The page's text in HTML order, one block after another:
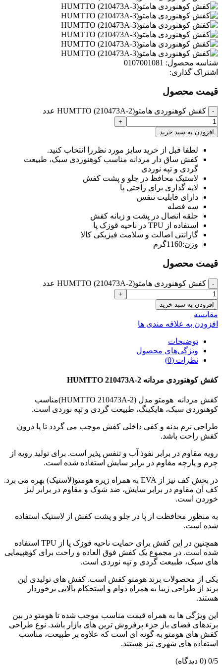
شناسه محصول: 0107001081
اشتراک گذاری:
قیمت محصول
کفش کوهنوردی هامتو(HUMTTO (210473A-2 عدد
افزودن به سبد خرید
لطفا قبل از خرید سایز مورد نظررا انتخاب کنید.
کفش ساق دار مردانه مناسب کوهنوردی سبک، طبیعت
گردی و تپه نوردی
لاستیک محافظ در جلو و پشت کفش
لایه گذاری برای راحتی پا
دارای قابلیت تنفس
سه فصله
حلقه اتصال در پشت و زبانه کفش
استفاده از TPU در ناحیه قوزک پا
گارانتی اصالت و سلامت فیزیکی کالا
وزن:1160گرم
قیمت محصول
کفش کوهنوردی هامتو(HUMTTO (210473A-2 عدد
افزودن به سبد خرید
مقایسه
افزودن به علاقه مندی ها
توضیحات
ویژگی‌های محصول
نظرات (0)
کفش کوهنوردی مردانه HUMTTO 210473A-2
کفش مردانه هومتو مدل (HUMTTO 210473A-2)مناسب
کوهنوردی سبک، هایکینگ، طبیعت گردی و تپه نوردی است.
طراحی نرم بدنه و کفی داخلی کفش موجب می گردد تا پا درون
کفش راحت باشد.
رویه مقاوم در برابر نفوذ آب و تنفس پذیر است. برای تولید رویه از
چرم و پارچه مقاوم در برابر سایش استفاده شده است.
در بخش کف نیز از EVA به همراه زیره هومتو(لاستیک) بهره می برد.
کف آن مقاوم در برابر سایش، ضد شوک و مقاوم در برابر لیز
خوردن است.
به منظور محافظت از پا در جلو و پشت کفش از لاستیک استفاده
شده است.
همچنین در این کفش برای حمایت ناحیه قوزک پا از TPU استفاده
شده است. در مجموع یک کفش فوق العاده و راحت برای کوهپیمایی
های سبک، طبیعت گردی و تپه نوردی است.
یکی از محصولات برند هومتو کفش است. کفش های تولیدی این
برند از طراحی زیبا به همراه دوام و استحکام بالایی برخوردار
هستند.
این ویژگی ها به همراه قیمت مناسب موجب شده تا هومتو در بین
برندهای فضای باز جزء پرفروش ترین های بازار باشد. نوع طراحی
کفش های هومتو به گونه ای است که علاوه بر طبیعت، مناسب
استفاده های شهری نیز هستند.
0/5 (0 دیدگاه)